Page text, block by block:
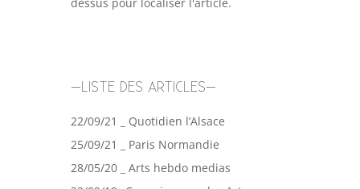
–LISTE DES ARTICLES–
22/09/21 _ Quotidien l’Alsace
25/09/21 _ Paris Normandie
28/05/20 _ Arts hebdo medias